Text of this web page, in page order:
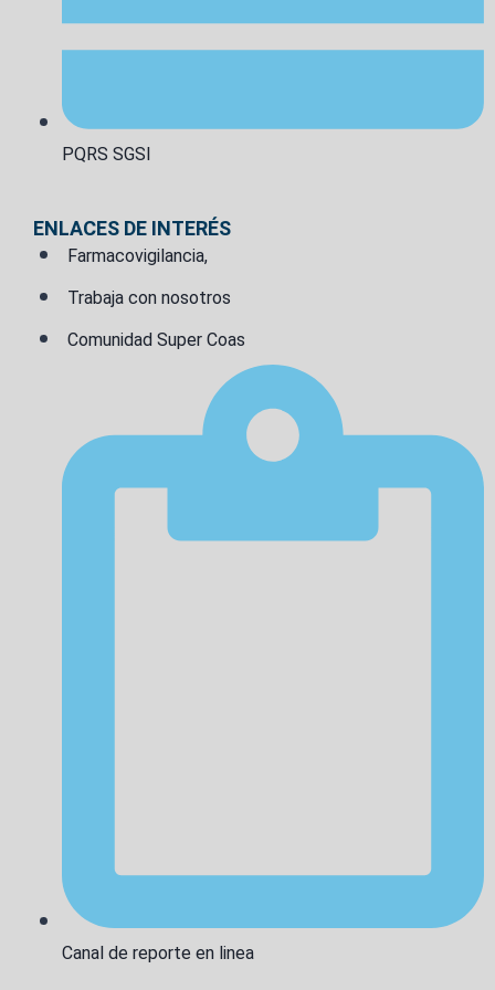
PQRS SGSI
ENLACES DE INTERÉS
Farmacovigilancia,
Trabaja con nosotros
Comunidad Super Coas
Canal de reporte en linea